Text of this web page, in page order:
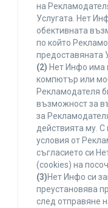
на
Услугата. Нет
обективната
по който
предоставяната
(2) Нет Инфо има
компютър или
Рекламодателя
възможност за
за
действията му.
условия от
съгласието си
(cookies) на
(3)Нет Инфо си
преустановява
след отправяне